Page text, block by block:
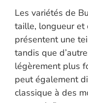
Les variétés de
taille, longueur et
présentent une
tandis que
légèrement plus
peut également
classique à des